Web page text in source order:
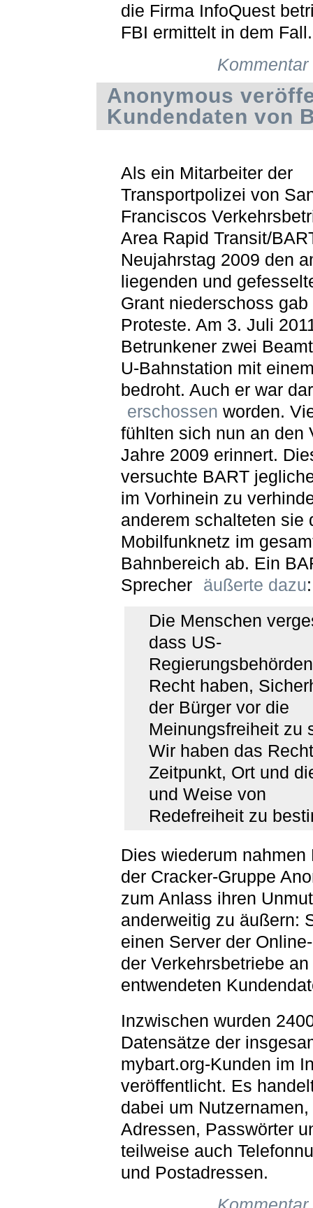
die Firma InfoQuest
FBI ermittelt in dem Fall.
Anonymous
Kundendaten von
Als ein Mitarbeiter der
Transportpolizei von
Franciscos
Area Rapid Transit/
Neujahrstag 2009 den
liegenden und
Grant niederschoss
Proteste. Am 3. Juli
Betrunkener zwei
U-Bahnstation mit
bedroht. Auch er war
erschossen worden.
fühlten sich nun an den
Jahre 2009 erinnert.
versuchte BART
im Vorhinein zu
anderem schalteten sie
Mobilfunknetz im
Bahnbereich ab. Ein
Sprecher
äußerte dazu:
Die Menschen
dass US-
Recht haben,
der Bürger vor die
Meinungsfreiheit zu
Wir haben das
Zeitpunkt, Ort und
und Weise von
Redefreiheit zu
Dies wiederum nahmen
der Cracker-Gruppe
zum Anlass ihren Unmut
anderweitig zu äußern:
einen Server der
der Verkehrsbetriebe an
entwendeten
Inzwischen wurden
Datensätze der
mybart.org-Kunden im
veröffentlicht. Es
dabei um
Adressen, Passwörter
teilweise auch
und Postadressen.